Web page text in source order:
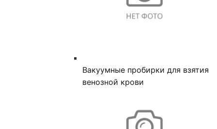
Вакуумные пробирки для взятия
венозной крови